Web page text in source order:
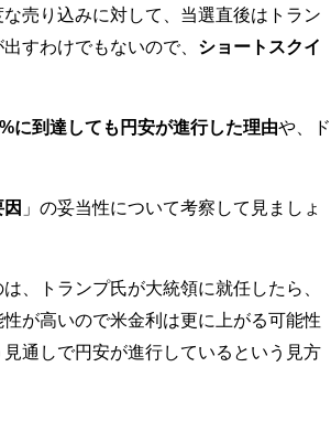
売り込みに対して、当選直後はトラン
すわけでもないので、 ショートスクイ
に到達しても円安が進行した理由や、ド
」の妥当性について考察して見ましょ
、トランプ氏が大統領に就任したら、
が高いので米金利は更に上がる可能性
見通しで円安が進行しているという見方